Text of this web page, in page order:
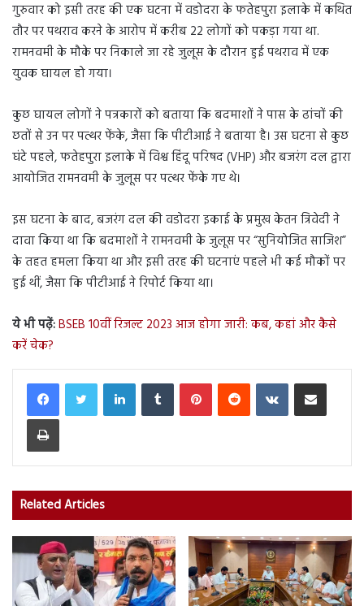
गुरुवार को इसी तरह की एक घटना में वडोदरा के फतेहपुरा इलाके में कथित
तौर पर पथराव करने के आरोप में करीब 22 लोगों को पकड़ा गया था.
रामनवमी के मौके पर निकाले जा रहे जुलूस के दौरान हुई पथराव में एक
युवक घायल हो गया।
कुछ घायल लोगों ने पत्रकारों को बताया कि बदमाशों ने पास के ढांचों की
छतों से उन पर पत्थर फेंके, जैसा कि पीटीआई ने बताया है। उस घटना से कुछ
घंटे पहले, फतेहपुरा इलाके में विश्व हिंदू परिषद (VHP) और बजरंग दल द्वारा
आयोजित रामनवमी के जुलूस पर पत्थर फेंके गए थे।
इस घटना के बाद, बजरंग दल की वडोदरा इकाई के प्रमुख केतन त्रिवेदी ने
दावा किया था कि बदमाशों ने रामनवमी के जुलूस पर “सुनियोजित साजिश”
के तहत हमला किया था और इसी तरह की घटनाएं पहले भी कई मौकों पर
हुई थीं, जैसा कि पीटीआई ने रिपोर्ट किया था।
ये भी पढ़ें:BSEB 10वीं रिजल्ट 2023 आज होगा जारी: कब, कहां और कैसे
करें चेक?
LinkedInTumblr PinterestReddit VKontakteShare via Email
Print
Related Articles